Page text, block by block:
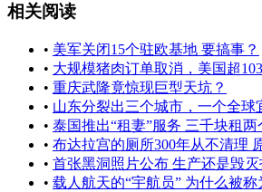
相关阅读
• 美军关闭15个驻欧基地 要搞事？
• 大规模猪肉订单取消，美国超
• 重庆武隆竟惊现巨型天坑？
• 山东分裂出三个城市，一个全球
• 泰国推出“租妻”服务 三千块租
• 布达拉宫的厕所300年从不清理
• 首张黑洞照片公布 生产还是毁灭
• 载人航天的“宇航员” 为什么被称